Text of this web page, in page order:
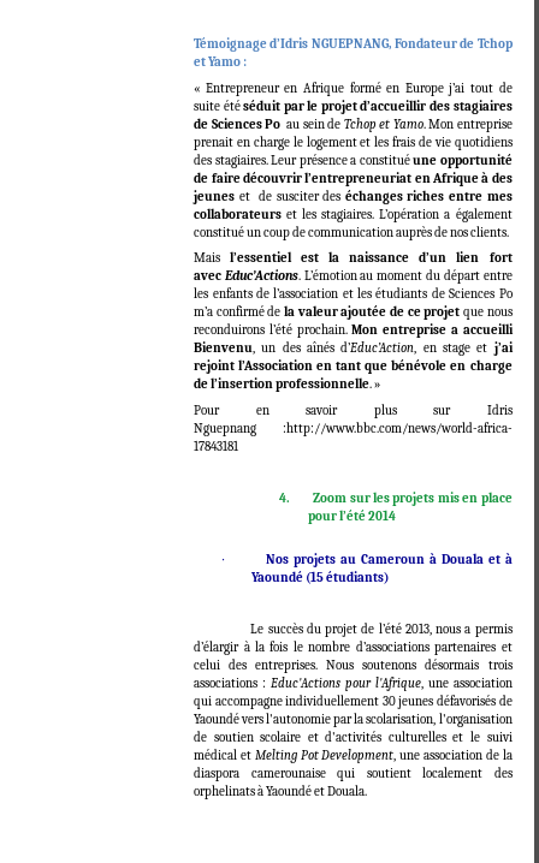
Témoignage d’Idris NGUEPNANG, Fondateur de Tchop
et Yamo :
« Entrepreneur en Afrique formé en Europe j’ai tout de
suite étéséduit par le projet d’accueillir des stagiaires
de Sciences Po au sein de Tchop et Yamo. Mon entreprise
prenait en charge le logement et les frais de vie quotidiens
des stagiaires. Leur présence a constituéune opportunité
de faire découvrir l’entrepreneuriat en Afrique à des
jeunes et de susciter des échanges riches entre mes
collaborateurs et les stagiaires. L’opération a également
constitué un coup de communication auprès de nos clients.
Maisl’essentiel est la naissance d’un lien fort
avec Educ’Actions. L’émotion au moment du départ entre
les enfants de l’association et les étudiants de Sciences Po
m’a confirmé dela valeur ajoutée de ce projet que nous
reconduirons l’été prochain.Mon entreprise a accueilli
Bienvenu, un des aînés d’Educ’Action, en stage et j’ai
rejoint l’Association en tant que bénévole en charge
de l’insertion professionnelle. »
Pour en savoir plus sur Idris
Nguepnang :http://www.bbc.com/news/world-africa-
17843181
4.
Zoom sur les projets mis en place
pour l’été 2014
·Nos projets au Cameroun à Douala et à
Yaoundé (15 étudiants)
Le succès du projet de l’été 2013, nous a permis
d’élargir à la fois le nombre d’associations partenaires et
celui des entreprises. Nous soutenons désormais trois
associations : Educ'Actions pour l'Afrique, une association
qui accompagne individuellement 30 jeunes défavorisés de
Yaoundé vers l'autonomie par la scolarisation, l'organisation
de soutien scolaire et d'activités culturelles et le suivi
médical et Melting Pot Development, une association de la
diaspora camerounaise qui soutient localement des
orphelinats à Yaoundé et Douala.